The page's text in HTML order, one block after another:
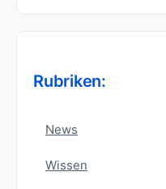
Rubriken:
News
Wissen